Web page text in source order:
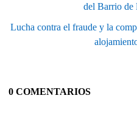
del Barrio de
Lucha contra el fraude y la
0 COMENTARIOS